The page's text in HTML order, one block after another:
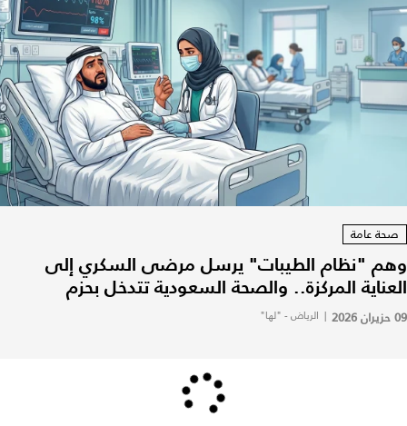
صحة عامة
وهم "نظام الطيبات" يرسل مرضى السكري إلى
العناية المركزة.. والصحة السعودية تتدخل بحزم
09 حزيران 2026 | الرياض - "لها"